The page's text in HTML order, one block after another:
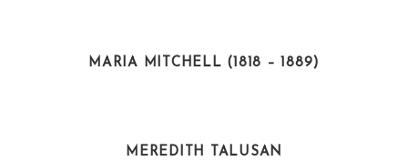
MARIA MITCHELL (1818 – 1889)
MEREDITH TALUSAN